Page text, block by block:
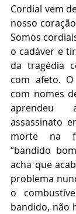
Cordial vem
nosso
Somos
o cadáver e
da tragédia
com afeto.
com nomes
assassinato
morte na
“bandido
acha que
problema
o
bandido, não